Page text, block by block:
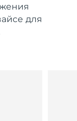
для
дата доставки